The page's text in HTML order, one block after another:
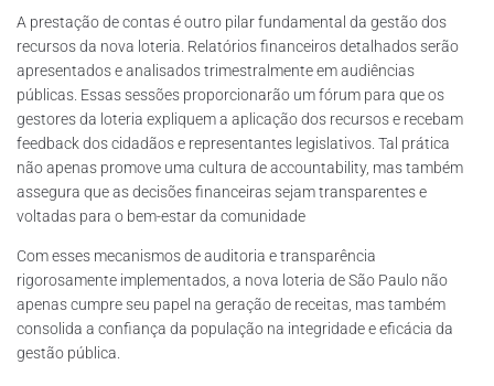
A prestação de contas é outro pilar fundamental da gestão dos
recursos da nova loteria. Relatórios financeiros detalhados serão
apresentados e analisados trimestralmente em audiências
públicas. Essas sessões proporcionarão um fórum para que os
gestores da loteria expliquem a aplicação dos recursos e recebam
feedback dos cidadãos e representantes legislativos. Tal prática
não apenas promove uma cultura de accountability, mas também
assegura que as decisões financeiras sejam transparentes e
voltadas para o bem-estar da comunidade
Com esses mecanismos de auditoria e transparência
rigorosamente implementados, a nova loteria de São Paulo não
apenas cumpre seu papel na geração de receitas, mas também
consolida a confiança da população na integridade e eficácia da
gestão pública.